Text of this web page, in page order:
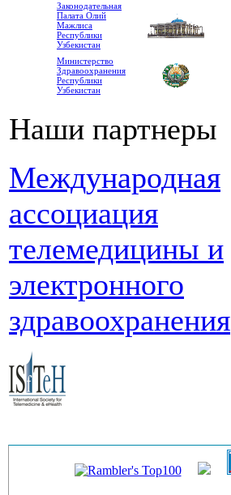
Законодательная
Палата Олий
Мажлиса
Республики
Узбекистан
Министерство
Здравоохранения
Республики
Узбекистан
Наши партнеры
Международная
ассоциация
телемедицины и
электронного
здравоохранения